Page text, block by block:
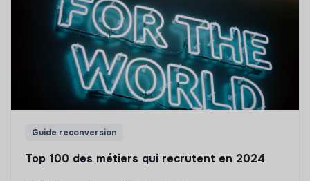
Guide reconversion
Top 100 des métiers qui recrutent en 2024